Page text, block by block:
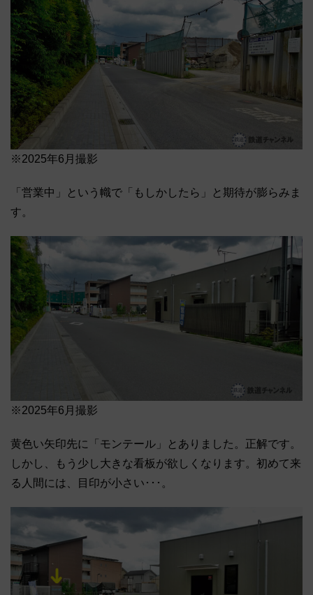
※2025年6月撮影
「営業中」という幟で「もしかしたら」と期待が膨らみま
す。
※2025年6月撮影
黄色い矢印先に「モンテール」とありました。正解です。
しかし、もう少し大きな看板が欲しくなります。初めて来
る人間には、目印が小さい･･･。